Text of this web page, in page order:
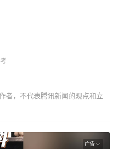
者，不代表腾讯新闻的观点和立
广告